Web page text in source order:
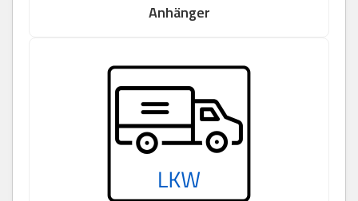
Anhänger